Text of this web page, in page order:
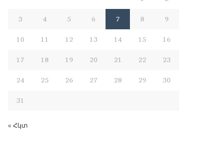
3 4 5 6 7 8 9
10 11 12 13 14 15 16
17 18 19 20 21 22 23
24 25 26 27 28 29 30
31
« Հկտ